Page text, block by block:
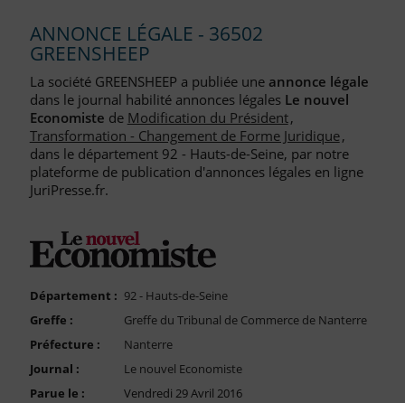
Journaux Habilités (JAL) Annonces Légales
Départements pour la Publication d'Annonces Légales
Liste des Greffes
Liste des CCI
Le Blog pour les Entreprises
Nous Contacter
Compte PRO
ANNONCE LÉGALE - 36502
GREENSHEEP
La société GREENSHEEP a publiée une annonce légale
dans le journal habilité annonces légales Le nouvel
Economiste de Modification du Président,
Transformation - Changement de Forme Juridique,
dans le département 92 - Hauts-de-Seine, par notre
plateforme de publication d'annonces légales en ligne
JuriPresse.fr.
Département : 92 - Hauts-de-Seine
Greffe :
Greffe du Tribunal de Commerce de Nanterre
Préfecture :
Nanterre
Journal :
Le nouvel Economiste
Parue le :
Vendredi 29 Avril 2016